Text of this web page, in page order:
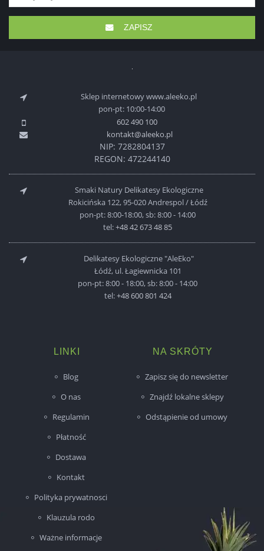
ZAPISZ
Sklep internetowy www.aleeko.pl
pon-pt: 10:00-14:00
602 490 100
kontakt@aleeko.pl
NIP: 7282804137
REGON: 472244140
Smaki Natury Delikatesy Ekologiczne
Rokicińska 122, 95-020 Andrespol / Łódź
pon-pt: 8:00-18:00, sb: 8:00 - 14:00
tel:+48 42 673 48 85
Delikatesy Ekologiczne "AleEko"
Łódź, ul. Łagiewnicka 101
pon-pt: 8:00 - 18:00, sb: 8:00 - 14:00
tel:+48 600 801 424
LINKI
Blog
O nas
Regulamin
Płatność
Dostawa
Kontakt
Polityka prywatnosci
Klauzula rodo
Ważne informacje
NA SKRÓTY
Zapisz się do newsletter
Znajdź lokalne sklepy
Odstąpienie od umowy